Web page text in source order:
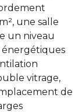
une salle
un niveau
énergétiques
vitrage,
de